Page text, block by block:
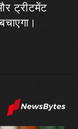
ट्रीटमेंट